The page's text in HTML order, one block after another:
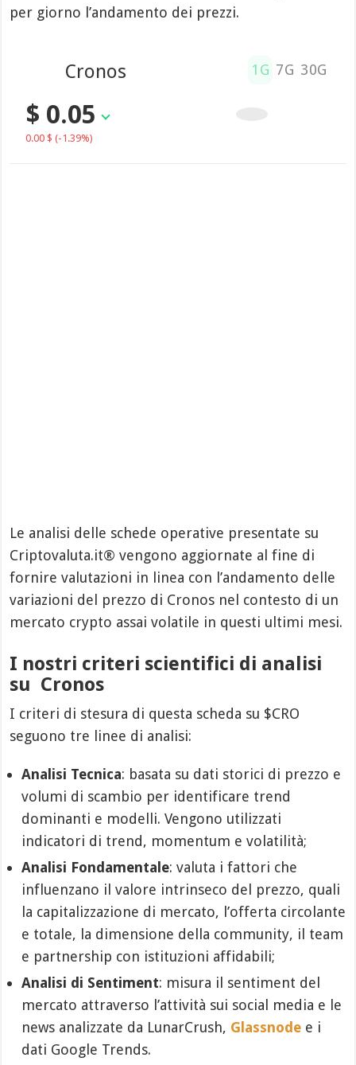
per giorno l’andamento dei prezzi.
Cronos
$ 0.05
0.00 $(-1.39%)
1G 7G 30G
Le analisi delle schede operative presentate su
Criptovaluta.it® vengono aggiornate al fine di
fornire valutazioni in linea con l’andamento delle
variazioni del prezzo di Cronos nel contesto di un
mercato crypto assai volatile in questi ultimi mesi.
I nostri criteri scientifici di analisi
su Cronos
I criteri di stesura di questa scheda su $CRO
seguono tre linee di analisi:
Analisi Tecnica: basata su dati storici di prezzo e
volumi di scambio per identificare trend
dominanti e modelli. Vengono utilizzati
indicatori di trend, momentum e volatilità;
Analisi Fondamentale: valuta i fattori che
influenzano il valore intrinseco del prezzo, quali
la capitalizzazione di mercato, l’offerta circolante
e totale, la dimensione della community, il team
e partnership con istituzioni affidabili;
Analisi di Sentiment: misura il sentiment del
mercato attraverso l’attività sui social media e le
news analizzate da LunarCrush, Glassnode e i
dati Google Trends.